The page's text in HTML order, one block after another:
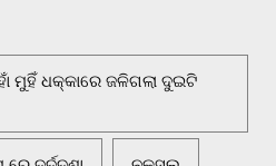
ମୁହିଁ ଧକ୍କାରେ ଜଳିଗଲା ଦୁଇଟି